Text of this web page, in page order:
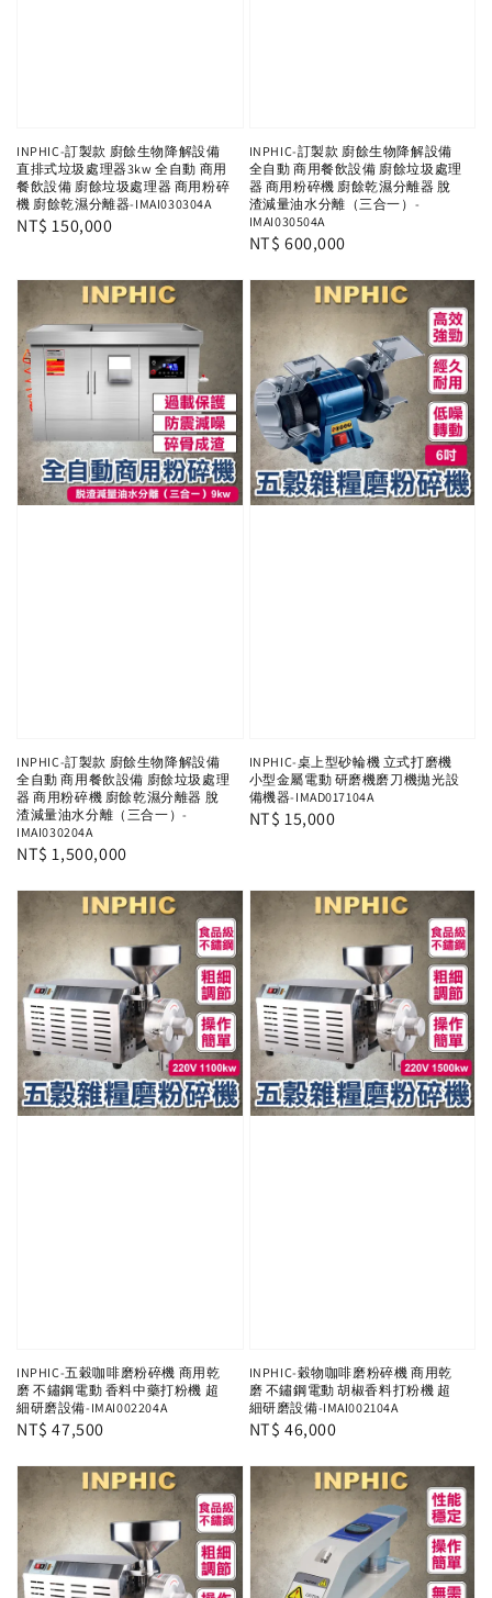
INPHIC-訂製款 廚餘生物降解設備
直排式垃圾處理器3kw 全自動 商用
餐飲設備 廚餘垃圾處理器 商用粉碎
機 廚餘乾濕分離器-IMAI030304A
Regular
NT$ 150,000
INPHIC-訂製款 廚餘生物降解設備
全自動 商用餐飲設備 廚餘垃圾處理
器 商用粉碎機 廚餘乾濕分離器 脫
渣減量油水分離（三合一）-
IMAI030504A
Regular
NT$ 600,000
INPHIC-訂製款 廚餘生物降解設備
全自動 商用餐飲設備 廚餘垃圾處理
器 商用粉碎機 廚餘乾濕分離器 脫
渣減量油水分離（三合一）-
IMAI030204A
Regular
NT$ 1,500,000
INPHIC-桌上型砂輪機 立式打磨機
小型金屬電動 研磨機磨刀機拋光設
備機器-IMAD017104A
Regular
NT$ 15,000
INPHIC-五穀咖啡磨粉碎機 商用乾
磨 不鏽鋼電動 香料中藥打粉機 超
細研磨設備-IMAI002204A
Regular
NT$ 47,500
INPHIC-穀物咖啡磨粉碎機 商用乾
磨 不鏽鋼電動 胡椒香料打粉機 超
細研磨設備-IMAI002104A
Regular
NT$ 46,000